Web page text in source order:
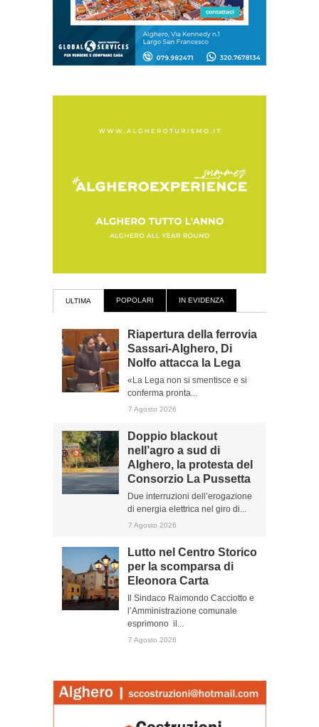
ULTIMA POPOLARI IN EVIDENZA
Riapertura della ferrovia
Sassari-Alghero, Di
Nolfo attacca la Lega
«La Lega non si smentisce e si
conferma pronta...
7 Agosto 2026
Doppio blackout
nell’agro a sud di
Alghero, la protesta del
Consorzio La Pussetta
Due interruzioni dell’erogazione
di energia elettrica nel giro di...
7 Agosto 2026
Lutto nel Centro Storico
per la scomparsa di
Eleonora Carta
Il Sindaco Raimondo Cacciotto e
l’Amministrazione comunale
esprimono il...
7 Agosto 2026